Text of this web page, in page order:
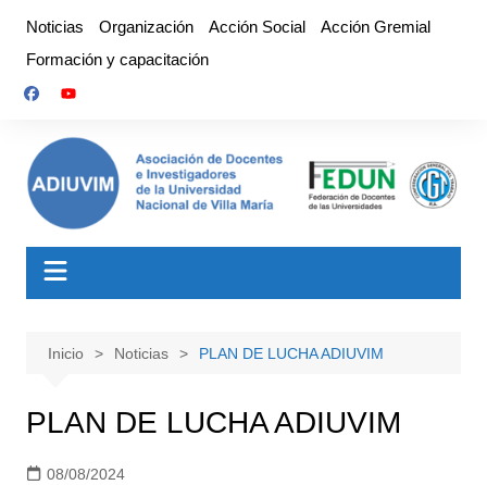
contenido
Noticias Organización Acción Social
Acción Gremial
Formación y capacitación
Inicio Noticias PLAN DE LUCHA ADIUVIM
PLAN DE LUCHA ADIUVIM
08/08/2024